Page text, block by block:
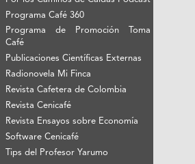
Programa Café 360
Programa de Promoción Toma
Café
Publicaciones Científicas Externas
Radionovela Mi Finca
Revista Cafetera de Colombia
Revista Cenicafé
Revista Ensayos sobre Economía
Software Cenicafé
Tips del Profesor Yarumo